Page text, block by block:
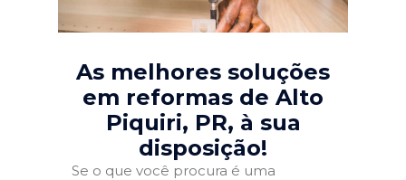
As melhores soluções
em reformas de Alto
Piquiri, PR, à sua
disposição!
Se o que você procura é uma